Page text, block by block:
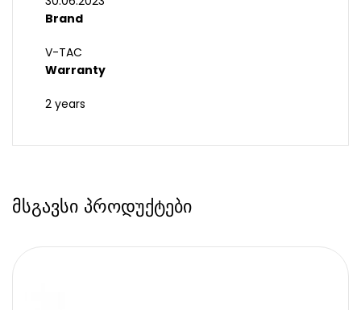
Brand
V-TAC
Warranty
2 years
მსგავსი პროდუქტები